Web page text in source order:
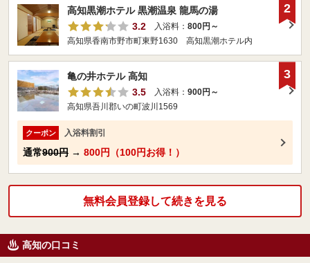
高知黒潮ホテル 黒潮温泉 龍馬の湯
3.2
入浴料： 800円～
高知県香南市野市町東野1630 高知黒潮ホテル内
2
亀の井ホテル 高知
3.5
入浴料： 900円～
高知県吾川郡いの町波川1569
クーポン 入浴料割引
通常900円 → 800円（100円お得！）
3
無料会員登録して続きを見る
高知の口コミ